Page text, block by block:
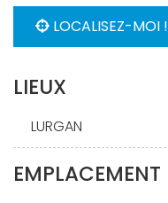
LOCALISEZ-MOI !
LIEUX
LURGAN
EMPLACEMENT